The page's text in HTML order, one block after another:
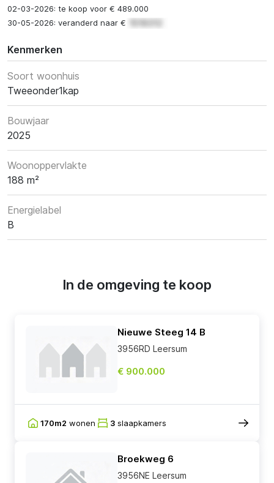
02-03-2026: te koop voor € 489.000
30-05-2026: veranderd naar €
Kenmerken
Soort woonhuis
Tweeonder1kap
Bouwjaar
2025
Woonoppervlakte
188 m²
Energielabel
B
In de omgeving te koop
Nieuwe Steeg 14 B
3956RD Leersum
€ 900.000
170m2 wonen 3 slaapkamers
Broekweg 6
3956NE Leersum